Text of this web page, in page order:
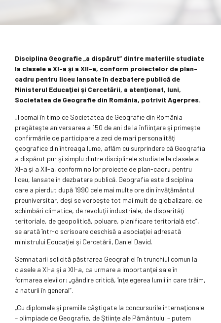
Disciplina Geografie „a dispărut” dintre materiile studiate
la clasele a XI-a şi a XII-a, conform proiectelor de plan-
cadru pentru liceu lansate în dezbatere publică de
Ministerul Educaţiei şi Cercetării, a atenţionat, luni,
Societatea de Geografie din România, potrivit Agerpres.
„Tocmai în timp ce Societatea de Geografie din România
pregăteşte aniversarea a 150 de ani de la înfiinţare şi primeşte
confirmările de participare a zeci de mari personalităţi
geografice din întreaga lume, aflăm cu surprindere că Geografia
a dispărut pur şi simplu dintre disciplinele studiate la clasele a
XI-a şi a XII-a, conform noilor proiecte de plan-cadru pentru
liceu, lansate în dezbatere publică. Geografia este disciplina
care a pierdut după 1990 cele mai multe ore din învăţământul
preuniversitar, deşi se vorbeşte tot mai mult de globalizare, de
schimbări climatice, de revoluţii industriale, de disparităţi
teritoriale, de geopolitică, poluare, planificare teritorială etc”,
se arată într-o scrisoare deschisă a asociaţiei adresată
ministrului Educaţiei şi Cercetării, Daniel David.
Semnatarii solicită păstrarea Geografiei în trunchiul comun la
clasele a XI-a şi a XII-a, ca urmare a importanţei sale în
formarea elevilor: „gândire critică, înţelegerea lumii în care trăim,
a naturii în general”.
„Cu diplomele şi premiile câştigate la concursurile internaţionale
– olimpiade de Geografie, de Ştiinţe ale Pământului – putem